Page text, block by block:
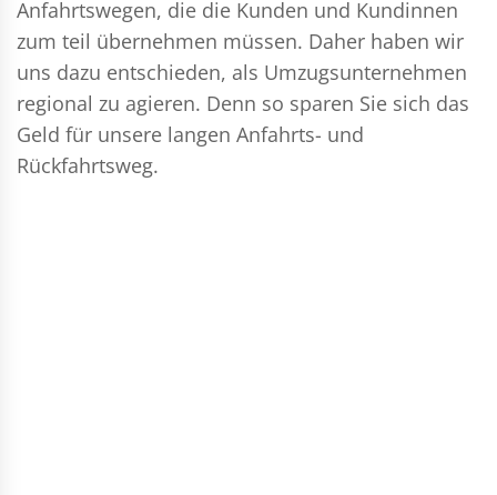
Anfahrtswegen, die die Kunden und Kundinnen
zum teil übernehmen müssen. Daher haben wir
uns dazu entschieden, als Umzugsunternehmen
regional zu agieren. Denn so sparen Sie sich das
Geld für unsere langen Anfahrts- und
Rückfahrtsweg.